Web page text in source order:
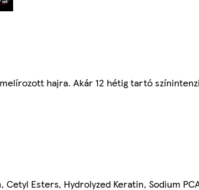
hajra. Akár 12 hétig tartó
Esters, Hydrolyzed Keratin, Sodium